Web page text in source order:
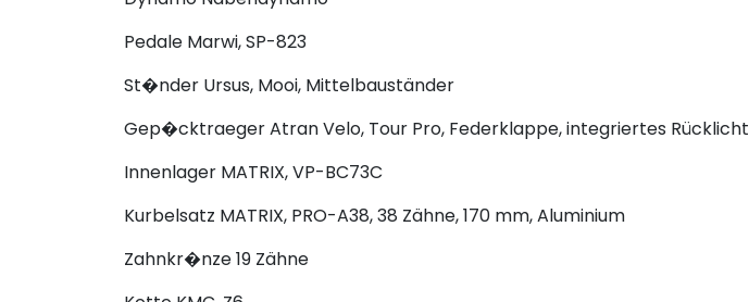
Pedale Marwi, SP-823
St�nder Ursus, Mooi, Mittelbauständer
Gep�cktraegerAtran Velo, Tour Pro, Federklappe, integriertes Rücklicht
Innenlager MATRIX, VP-BC73C
Kurbelsatz MATRIX, PRO-A38, 38 Zähne, 170 mm, Aluminium
Zahnkr�nze19 Zähne